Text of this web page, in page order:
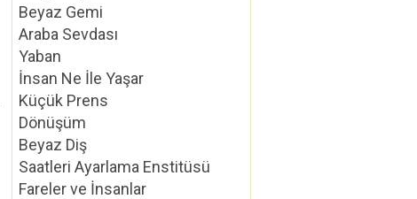
Beyaz Gemi
Araba Sevdası
Yaban
İnsan Ne İle Yaşar
Küçük Prens
Dönüşüm
Beyaz Diş
Saatleri Ayarlama Enstitüsü
Fareler ve İnsanlar